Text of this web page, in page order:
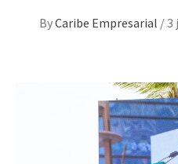
ByCaribe Empresarial / 3